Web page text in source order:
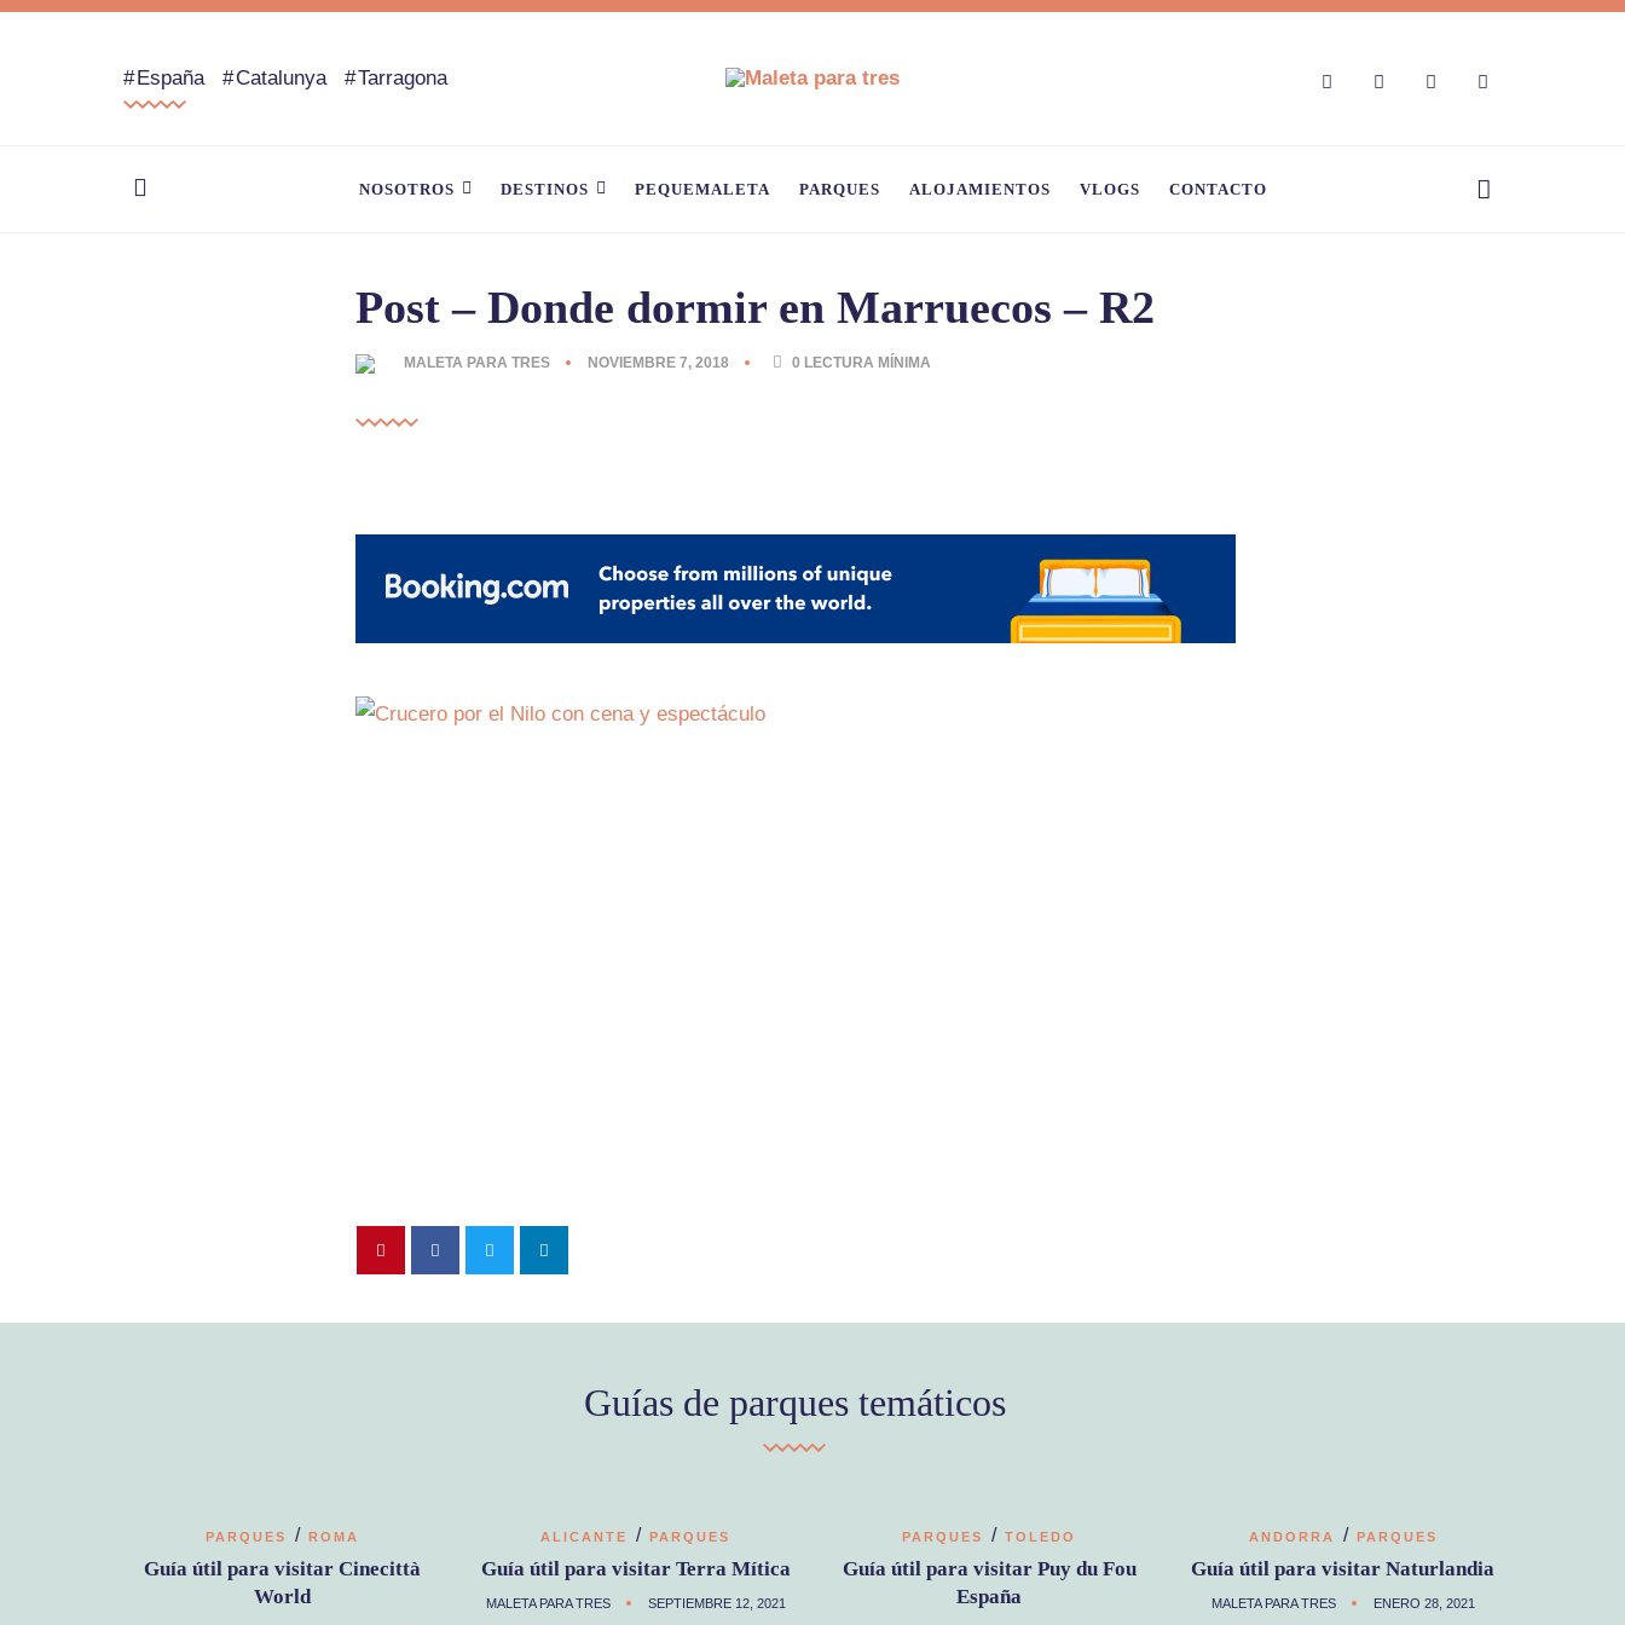
España Catalunya Tarragona
NOSOTROS DESTINOS PEQUEMALETA PARQUES ALOJAMIENTOS VLOGS CONTACTO
Post – Donde dormir en Marruecos – R2
MALETA PARA TRES NOVIEMBRE 7, 2018 0 LECTURA MÍNIMA
Guías de parques temáticos
PARQUES / ROMA
Guía útil para visitar Cinecittà
World
ALICANTE / PARQUES
Guía útil para visitar Terra Mítica
MALETA PARA TRES SEPTIEMBRE 12, 2021
PARQUES / TOLEDO
Guía útil para visitar Puy du Fou
España
ANDORRA / PARQUES
Guía útil para visitar Naturlandia
MALETA PARA TRES ENERO 28, 2021